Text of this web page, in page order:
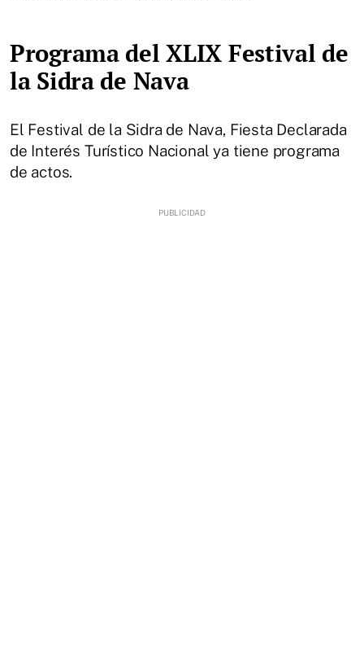
Programa del XLIX Festival de
la Sidra de Nava
El Festival de la Sidra de Nava, Fiesta Declarada
de Interés Turístico Nacional ya tiene programa
de actos.